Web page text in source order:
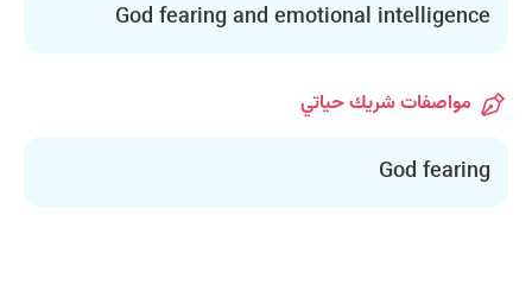
God fearing and emotional intelligence
مواصفات شريك حياتي
God fearing